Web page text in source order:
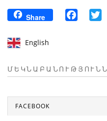
Share
English
FACEBOOK